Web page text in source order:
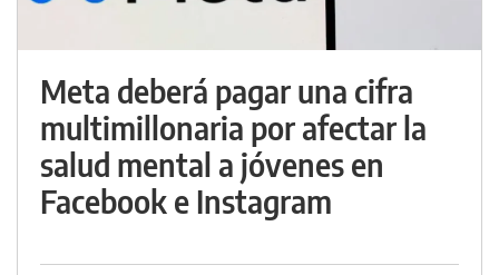
Meta deberá pagar una cifra
multimillonaria por afectar la
salud mental a jóvenes en
Facebook e Instagram